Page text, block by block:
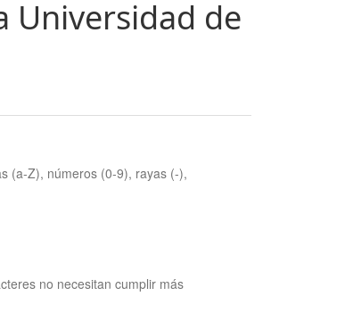
Universidad de
(a-Z), números (0-9), rayas (-),
no necesitan cumplir más